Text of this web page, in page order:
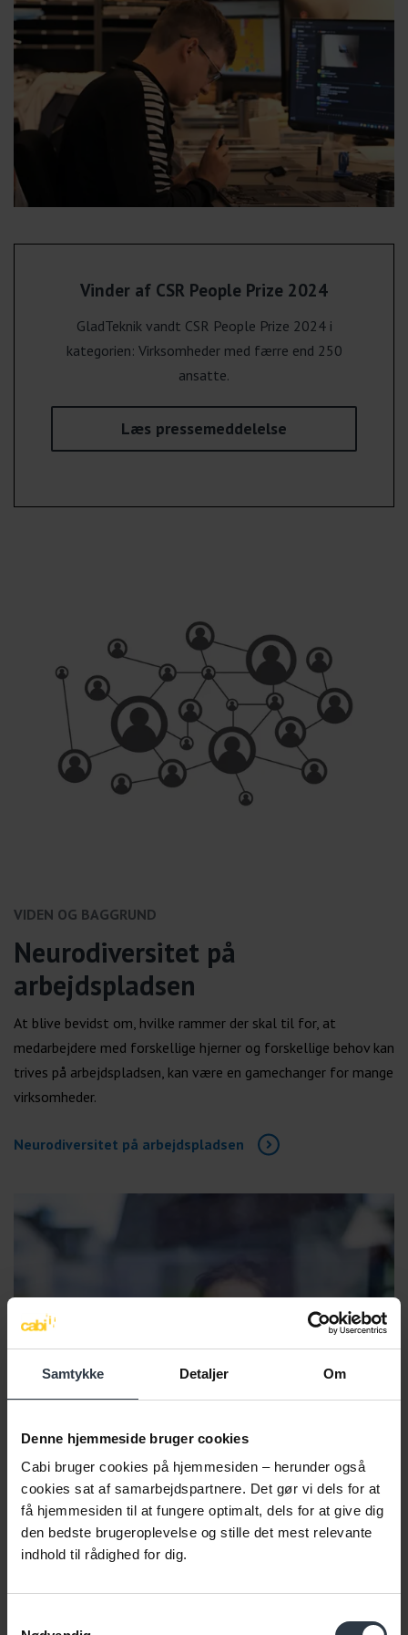
Samtykke Detaljer Om
Denne hjemmeside bruger cookies
Cabi bruger cookies på hjemmesiden – herunder også
cookies sat af samarbejdspartnere. Det gør vi dels for at
få hjemmesiden til at fungere optimalt, dels for at give dig
den bedste brugeroplevelse og stille det mest relevante
indhold til rådighed for dig.
Vinder af CSR People Prize 2024
GladTeknik vandt CSR People Prize 2024 i
kategorien: Virksomheder med færre end 250
ansatte.
Læs pressemeddelelse
VIDEN OG BAGGRUND
Neurodiversitet på
arbejdspladsen
At blive bevidst om, hvilke rammer der skal til for, at
medarbejdere med forskellige hjerner og forskellige behov kan
trives på arbejdspladsen, kan være en gamechanger for mange
virksomheder.
Neurodiversitet på arbejdspladsen
PROJEKT